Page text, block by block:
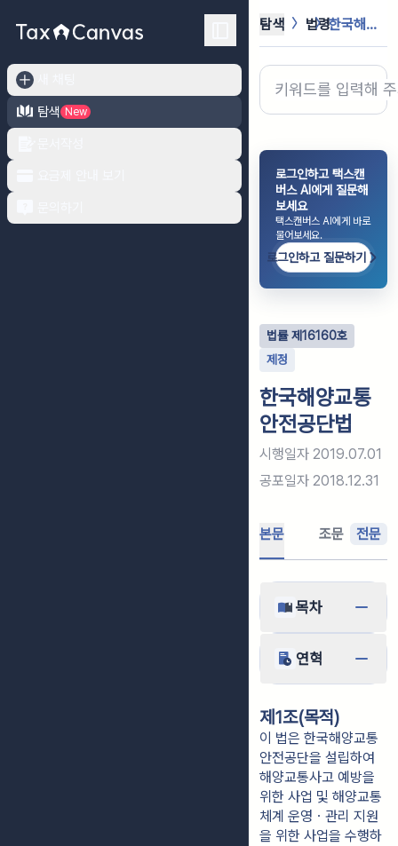
탐색
New
탐색 법령 한국해양교통안전공단법
로그인하고 택스캔
버스 AI에게 질문해
보세요
택스캔버스 AI에게 바로
물어보세요.
로그인하고 질문하기
법률제 16160호
제정
한국해양교통
안전공단법
시행일자 2019.07.01
공포일자 2018.12.31
본문 조문 전문
목차
연혁
제1조(목적)
이 법은 한국해양교통
안전공단을 설립하여
해양교통사고 예방을
위한 사업 및 해양교통
체계 운영ㆍ관리 지원
을 위한 사업을 수행하